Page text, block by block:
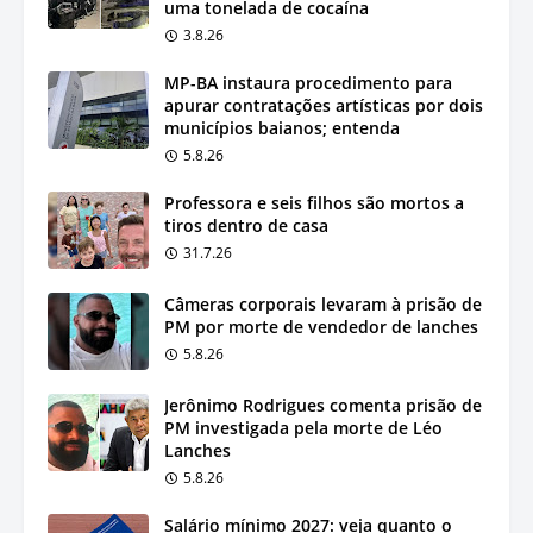
uma tonelada de cocaína
3.8.26
MP-BA instaura procedimento para
apurar contratações artísticas por dois
municípios baianos; entenda
5.8.26
Professora e seis filhos são mortos a
tiros dentro de casa
31.7.26
Câmeras corporais levaram à prisão de
PM por morte de vendedor de lanches
5.8.26
Jerônimo Rodrigues comenta prisão de
PM investigada pela morte de Léo
Lanches
5.8.26
Salário mínimo 2027: veja quanto o